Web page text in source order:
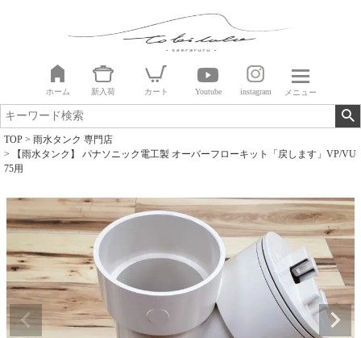
ホーム 新入荷 カート Youtube instagram メニュー
TOP
雨水タンク 専門店
【雨水タンク】 パナソニック電工製 オーバーフローキット「戻します」VP/VU
75用